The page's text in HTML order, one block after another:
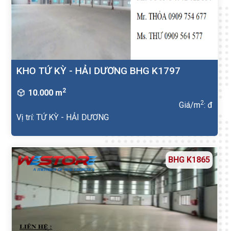
KHO TỨ KỲ - HẢI DƯƠNG BHG K1797
10.000 m2
Giá/m2: đ
Vị trí: TỨ KỲ - HẢI DƯƠNG
BHG K1865